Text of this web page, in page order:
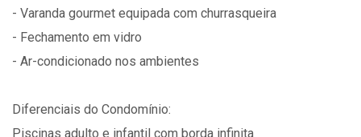
- Varanda gourmet equipada com churrasqueira
- Fechamento em vidro
- Ar-condicionado nos ambientes
Diferenciais do Condomínio:
Piscinas adulto e infantil com borda infinita